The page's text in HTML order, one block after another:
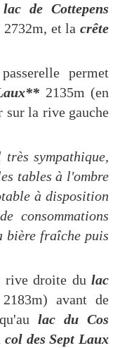
lac de Cottepens
2732m, et lacrête
permet
2135m (en
sur la rive gauche
très sympathique,
tables à l'ombre
à disposition
consommations
bière fraîche puis
rive droite du lac
avant de
lac du Cos
col des Sept Laux